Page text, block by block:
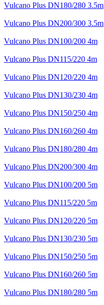
Vulcano Plus DN180/280 3.5m
Vulcano Plus DN200/300 3.5m
Vulcano Plus DN100/200 4m
Vulcano Plus DN115/220 4m
Vulcano Plus DN120/220 4m
Vulcano Plus DN130/230 4m
Vulcano Plus DN150/250 4m
Vulcano Plus DN160/260 4m
Vulcano Plus DN180/280 4m
Vulcano Plus DN200/300 4m
Vulcano Plus DN100/200 5m
Vulcano Plus DN115/220 5m
Vulcano Plus DN120/220 5m
Vulcano Plus DN130/230 5m
Vulcano Plus DN150/250 5m
Vulcano Plus DN160/260 5m
Vulcano Plus DN180/280 5m